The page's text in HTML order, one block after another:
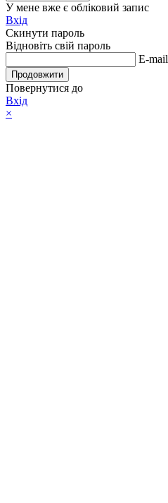
У мене вже є обліковий запис
Вхід
Скинути пароль
Відновіть свій пароль
E-mail
Продовжити
Повернутися до
Вхід
×